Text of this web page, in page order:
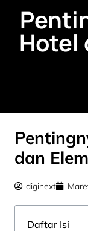
Hotel
dan
diginext
Daftar Isi